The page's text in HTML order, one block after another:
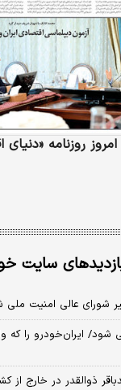
روزنامه «دنیای‌
سایت
شورای عالی امنیت ملی
شود/ ایران‌خودرو را که
ذوالقدر در خارج از